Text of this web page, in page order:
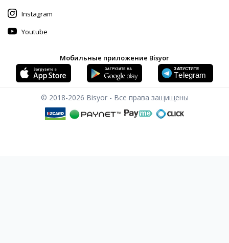
Instagram
Youtube
Мобильные приложение Bisyor
© 2018-2026 Bisyor - Все права защищены